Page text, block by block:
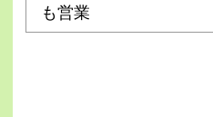
も営業